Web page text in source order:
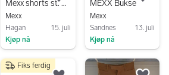
Mexx shorts st. 38 selges
Mexx
Hagan
15. juli
Kjøp nå
Legg til som favoritt.
MEXX Bukse
Mexx
Sandnes
13. juli
Kjøp nå
150 krFiks ferdig